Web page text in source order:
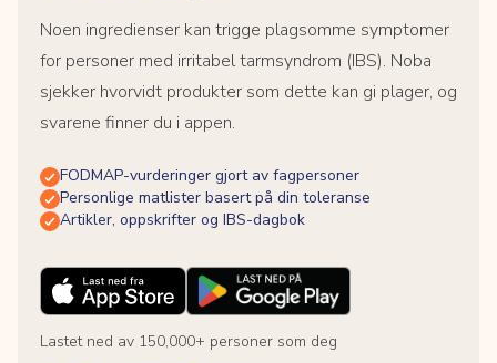
Noen ingredienser kan trigge plagsomme symptomer
for personer med irritabel tarmsyndrom (IBS). Noba
sjekker hvorvidt produkter som dette kan gi plager, og
svarene finner du i appen.
FODMAP-vurderinger gjort av fagpersoner
Personlige matlister basert på din toleranse
Artikler, oppskrifter og IBS-dagbok
Lastet ned av 150,000+ personer som deg